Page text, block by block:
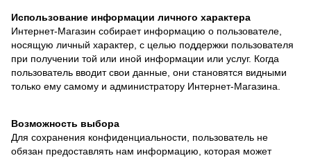
Использование информации личного характера
Интернет-Магазин собирает информацию о пользователе,
носящую личный характер, с целью поддержки пользователя
при получении той или иной информации или услуг. Когда
пользователь вводит свои данные, они становятся видными
только ему самому и администратору Интернет-Магазина.
Возможность выбора
Для сохранения конфиденциальности, пользователь не
обязан предоставлять нам информацию, которая может